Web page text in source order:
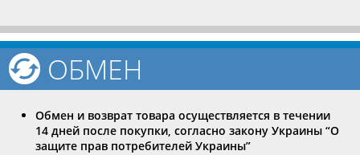
ОБМЕН
Обмен и возврат товара осуществляется в течении
14 дней после покупки, согласно закону Украины “О
защите прав потребителей Украины”